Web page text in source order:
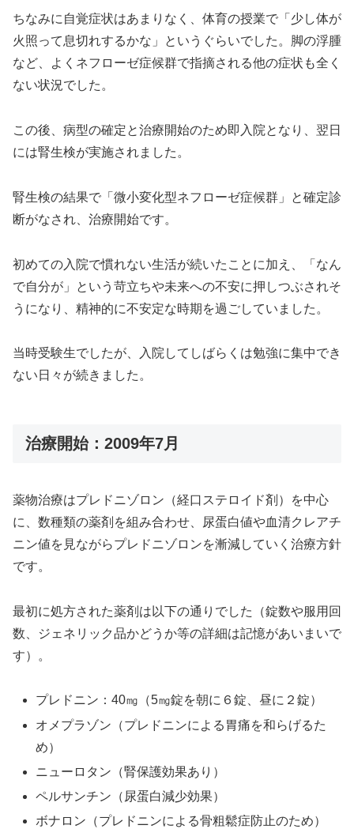
ちなみに自覚症状はあまりなく、体育の授業で「少し体が
火照って息切れするかな」というぐらいでした。脚の浮腫
など、よくネフローゼ症候群で指摘される他の症状も全く
ない状況でした。
この後、病型の確定と治療開始のため即入院となり、翌日
には腎生検が実施されました。
腎生検の結果で「微小変化型ネフローゼ症候群」と確定診
断がなされ、治療開始です。
初めての入院で慣れない生活が続いたことに加え、「なん
で自分が」という苛立ちや未来への不安に押しつぶされそ
うになり、精神的に不安定な時期を過ごしていました。
当時受験生でしたが、入院してしばらくは勉強に集中でき
ない日々が続きました。
治療開始：2009年7月
薬物治療はプレドニゾロン（経口ステロイド剤）を中心
に、数種類の薬剤を組み合わせ、尿蛋白値や血清クレアチ
ニン値を見ながらプレドニゾロンを漸減していく治療方針
です。
最初に処方された薬剤は以下の通りでした（錠数や服用回
数、ジェネリック品かどうか等の詳細は記憶があいまいで
す）。
プレドニン：40㎎（5㎎錠を朝に６錠、昼に２錠）
オメプラゾン（プレドニンによる胃痛を和らげるた
め）
ニューロタン（腎保護効果あり）
ペルサンチン（尿蛋白減少効果）
ボナロン（プレドニンによる骨粗鬆症防止のため）